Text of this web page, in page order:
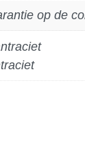
op de